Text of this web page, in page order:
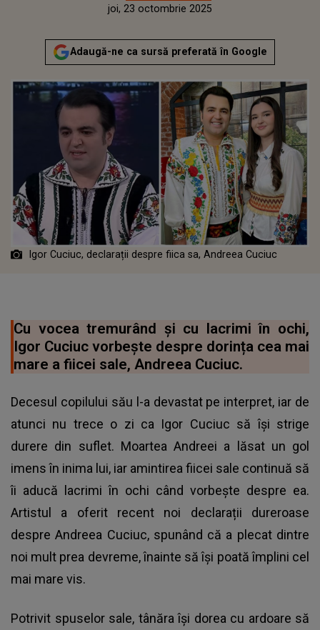
Publicat:
joi, 23 octombrie 2025
Adaugă-ne ca sursă preferată în Google
Igor Cuciuc, declarații despre fiica sa, Andreea Cuciuc
Cu vocea tremurând și cu lacrimi în ochi,
Igor Cuciuc vorbește despre dorința cea mai
mare a fiicei sale, Andreea Cuciuc.
Decesul copilului său l-a devastat pe interpret, iar de
atunci nu trece o zi ca Igor Cuciuc să își strige
durere din suflet. Moartea Andreei a lăsat un gol
imens în inima lui, iar amintirea fiicei sale continuă să
îi aducă lacrimi în ochi când vorbește despre ea.
Artistul a oferit recent noi declarații dureroase
despre Andreea Cuciuc, spunând că a plecat dintre
noi mult prea devreme, înainte să își poată împlini cel
mai mare vis.
Potrivit spuselor sale, tânăra își dorea cu ardoare să